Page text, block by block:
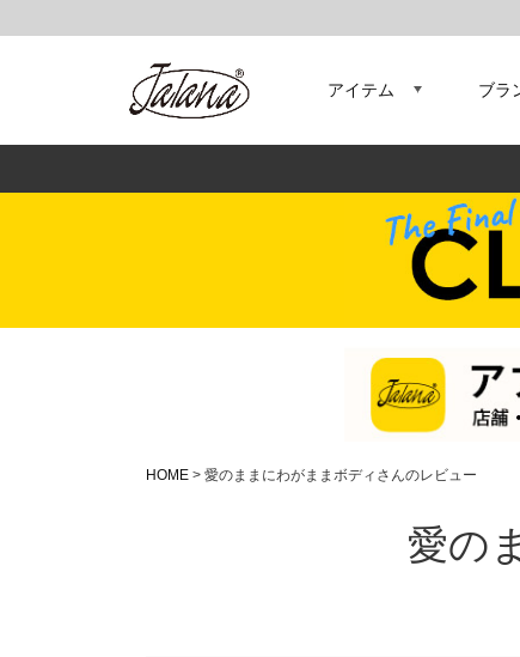
アイテム ブラ
HOME 愛のままにわがままボディさんのレビュー
愛の